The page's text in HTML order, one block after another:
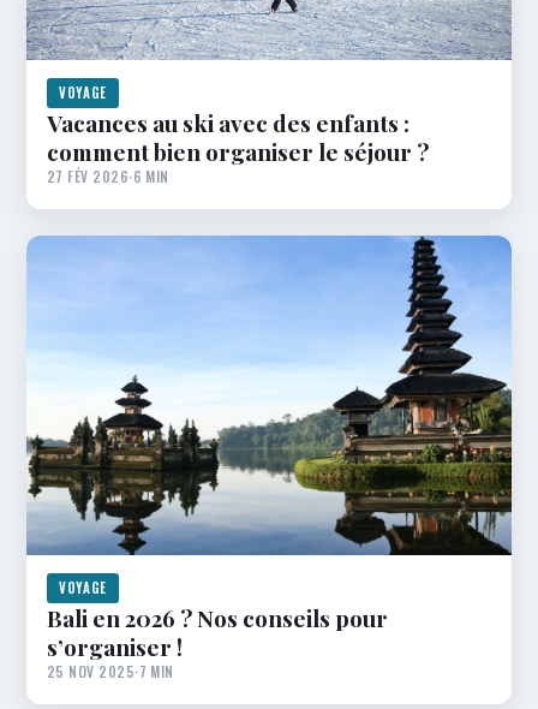
VOYAGE
Vacances au ski avec des enfants :
comment bien organiser le séjour ?
27 FÉV 2026·6 MIN
VOYAGE
Bali en 2026 ? Nos conseils pour
s’organiser !
25 NOV 2025·7 MIN